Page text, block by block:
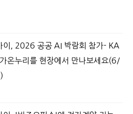
이, 2026 공공 AI 박람회 참가- KA
온누리를 현장에서 만나보세요(6/